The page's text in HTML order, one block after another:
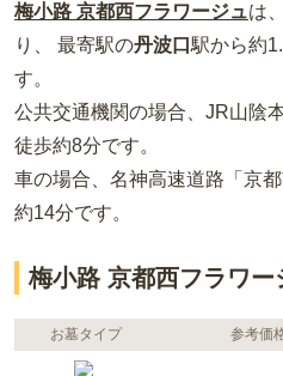
梅小路 京都西フラワージュは、
り、 最寄駅の丹波口 駅から約
す。
公共交通機関の場合 、JR山陰
徒歩約8分です。
車の場合 、名神高速道路「京
約14分です。
梅小路 京都西フラワー
お墓タイプ 参考価